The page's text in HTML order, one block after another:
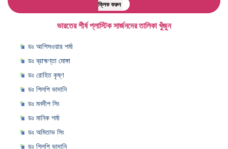
ক্লিক করুন
ভারতের শীর্ষ প্লাস্টিক সার্জনদের তালিকা খুঁজুন
ডঃ আশিসওয়ার শর্মা
ডঃ ব্রাহ্মণ্তা মোঙ্গা
ডঃ রোহিত কৃষ্ণ
ডঃ শিলপি ভাদানি
ডঃ মনদীপ সিং
ডঃ মানিক শর্মা
ডঃ অমিতাভ সিং
ডঃ শিলপি ভাদানি